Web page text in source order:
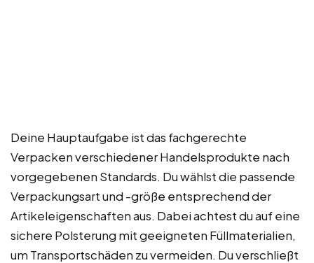
Deine Hauptaufgabe ist das fachgerechte
Verpacken verschiedener Handelsprodukte nach
vorgegebenen Standards. Du wählst die passende
Verpackungsart und -größe entsprechend der
Artikeleigenschaften aus. Dabei achtest du auf eine
sichere Polsterung mit geeigneten Füllmaterialien,
um Transportschäden zu vermeiden. Du verschließt